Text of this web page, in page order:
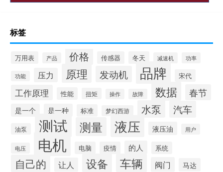
标签
万用表 产品 价格 传感器 冬天 减速机 功率
功能 压力 原理 发动机 品牌 宋代
工作原理 性能 扭矩 操作 故障 数据 春节
是一个 是一种 标准 梦幻西游 水泵 汽车
油泵 测试 测量 液压 液压油 用户
电压 电机 电脑 疫情 的人 系统
自己的 让人 设备 车辆 阀门 马达